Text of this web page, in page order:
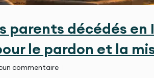
parents décédés en
le pardon et la
commentaire